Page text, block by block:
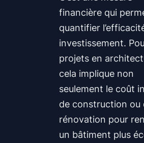
financière qui
quantifier
investissement.
projets en
cela implique non
seulement le coût
de construction ou
rénovation pour
un bâtiment plus